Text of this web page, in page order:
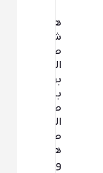
همدان –
شهرک
صنعتی
الوند – بلوار
بهشت –
بلوار (شهرک
صنعتی
الوند) –
طبقه
همکف –
واحد ۲۲